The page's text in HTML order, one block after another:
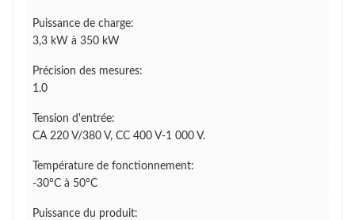
Puissance de charge:
3,3 kW à 350 kW
Précision des mesures:
1.0
Tension d'entrée:
CA 220 V/380 V, CC 400 V-1 000 V.
Température de fonctionnement:
-30°C à 50°C
Puissance du produit: